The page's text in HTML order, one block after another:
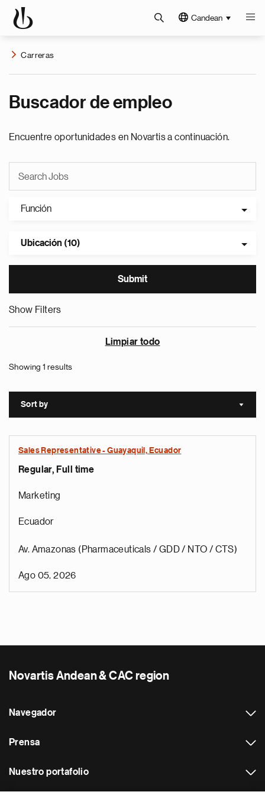
Candean
Carreras
Buscador de empleo
Encuentre oportunidades en Novartis a continuación.
Función
Ubicación (10)
Show Filters
Limpiar todo
Showing 1 results
Sort by Sort
Sales Representative - Guayaquil, Ecuador
Regular, Full time
Marketing
Ecuador
Av. Amazonas (Pharmaceuticals / GDD / NTO / CTS)
Ago 05, 2026
Novartis Andean & CAC region
Navegador
Prensa
Nuestro portafolio